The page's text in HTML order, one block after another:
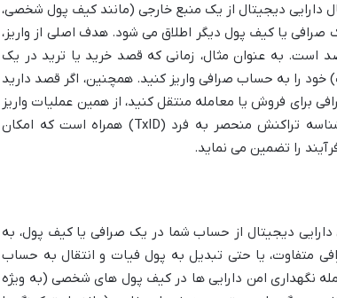
دارایی دیجیتال از یک منبع خارجی (مانند کیف پول شخصی،
صرافی یا کیف پول دیگر اطلاق می شود. هدف اصلی از واریز،
است. به عنوان مثال، زمانی که قصد خرید یا ترید در یک
خود را به حساب صرافی واریز کنید. همچنین، اگر قصد دارید
فروش یا معامله منتقل کنید، از همین عملیات واریز
استفاده می کنید. هر واریز در شبکه بلاکچین، با یک شناسه تراکنش منحصر به فرد (TxID) همراه است که امکان
را تضمین می نماید.
دارایی دیجیتال از حساب شما در یک صرافی یا کیف پول، به
متفاوت، یا حتی تبدیل به پول فیات و انتقال به حساب
نگهداری امن دارایی ها در کیف پول های شخصی (به ویژه